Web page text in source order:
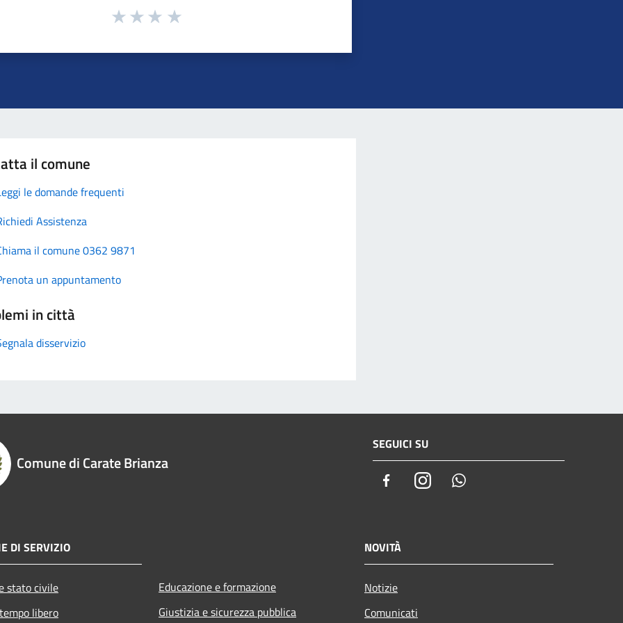
il comune
le domande frequenti
Assistenza
il comune 0362 9871
un appuntamento
in città
disservizio
Comune di Carate Brianza
SEGUICI SU
FacebookInstagram
DI SERVIZIO
stato civile
libero
Educazione e formazione
Giustizia e sicurezza pubblica
NOVITÀ
Notizie
Comunicati